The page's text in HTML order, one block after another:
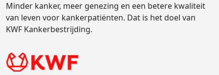
Minder kanker, meer genezing en een betere kwaliteit
van leven voor kankerpatiënten. Dat is het doel van
KWF Kankerbestrijding.